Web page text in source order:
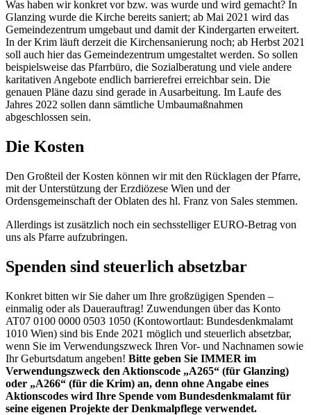
Was haben wir konkret vor bzw. was wurde und wird gemacht? In
Glanzing wurde die Kirche bereits saniert; ab Mai 2021 wird das
Gemeindezentrum umgebaut und damit der Kindergarten erweitert.
In der Krim läuft derzeit die Kirchensanierung noch; ab Herbst 2021
soll auch hier das Gemeindezentrum umgestaltet werden. So sollen
beispielsweise das Pfarrbüro, die Sozialberatung und viele andere
karitativen Angebote endlich barrierefrei erreichbar sein. Die
genauen Pläne dazu sind gerade in Ausarbeitung. Im Laufe des
Jahres 2022 sollen dann sämtliche Umbaumaßnahmen
abgeschlossen sein.
Die Kosten
Den Großteil der Kosten können wir mit den Rücklagen der Pfarre,
mit der Unterstützung der Erzdiözese Wien und der
Ordensgemeinschaft der Oblaten des hl. Franz von Sales stemmen.
Allerdings ist zusätzlich noch ein sechsstelliger EURO-Betrag von
uns als Pfarre aufzubringen.
Spenden sind steuerlich absetzbar
Konkret bitten wir Sie daher um Ihre großzügigen Spenden –
einmalig oder als Dauerauftrag! Zuwendungen über das Konto
AT07 0100 0000 0503 1050 (Kontowortlaut: Bundesdenkmalamt
1010 Wien) sind bis Ende 2021 möglich und steuerlich absetzbar,
wenn Sie im Verwendungszweck Ihren Vor- und Nachnamen sowie
Ihr Geburtsdatum angeben! Bitte geben Sie IMMER im
Verwendungszweck den Aktionscode „A265“ (für Glanzing)
oder „A266“ (für die Krim) an, denn ohne Angabe eines
Aktionscodes wird Ihre Spende vom Bundesdenkmalamt für
seine eigenen Projekte der Denkmalpflege verwendet.